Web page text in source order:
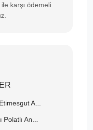
karşı ödemeli
A...
An...